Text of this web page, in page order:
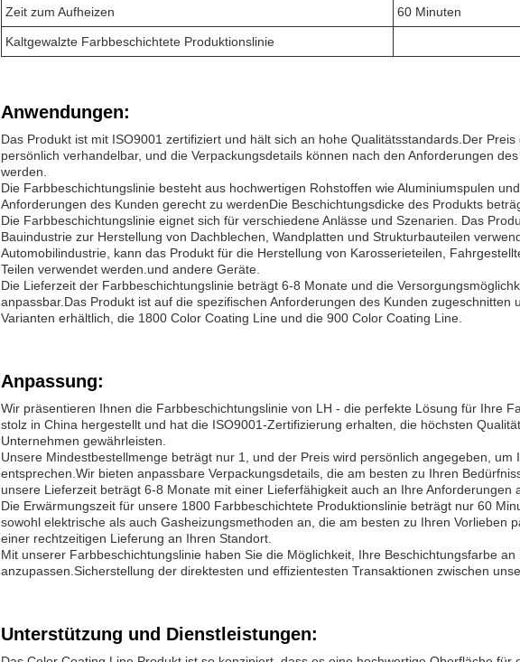
Zeit zum Aufheizen 60 Minuten
Kaltgewalzte Farbbeschichtete Produktionslinie
Anwendungen:
Das Produkt ist mit ISO9001 zertifiziert und hält sich an hohe Qualitätsstandards.Der Preis
persönlich verhandelbar, und die Verpackungsdetails können nach den Anforderungen
werden.
Die Farbbeschichtungslinie besteht aus hochwertigen Rohstoffen wie Aluminiumspulen
Anforderungen des Kunden gerecht zu werdenDie Beschichtungsdicke des Produkts
Die Farbbeschichtungslinie eignet sich für verschiedene Anlässe und Szenarien. Das
Bauindustrie zur Herstellung von Dachblechen, Wandplatten und Strukturbauteilen
Automobilindustrie, kann das Produkt für die Herstellung von Karosserieteilen,
Teilen verwendet werden.und andere Geräte.
Die Lieferzeit der Farbbeschichtungslinie beträgt 6-8 Monate und die
anpassbar.Das Produkt ist auf die spezifischen Anforderungen des Kunden zugeschnitten
Varianten erhältlich, die 1800 Color Coating Line und die 900 Color Coating Line.
Anpassung:
Wir präsentieren Ihnen die Farbbeschichtungslinie von LH - die perfekte Lösung für Ihre
stolz in China hergestellt und hat die ISO9001-Zertifizierung erhalten, die höchsten
Unternehmen gewährleisten.
Unsere Mindestbestellmenge beträgt nur 1, und der Preis wird persönlich angegeben, um
entsprechen.Wir bieten anpassbare Verpackungsdetails, die am besten zu Ihren
unsere Lieferzeit beträgt 6-8 Monate mit einer Lieferfähigkeit auch an Ihre Anforderungen
Die Erwärmungszeit für unsere 1800 Farbbeschichtete Produktionslinie beträgt nur 60
sowohl elektrische als auch Gasheizungsmethoden an, die am besten zu Ihren Vorlieben
einer rechtzeitigen Lieferung an Ihren Standort.
Mit unserer Farbbeschichtungslinie haben Sie die Möglichkeit, Ihre Beschichtungsfarbe an
anzupassen.Sicherstellung der direktesten und effizientesten Transaktionen zwischen
Unterstützung und Dienstleistungen: